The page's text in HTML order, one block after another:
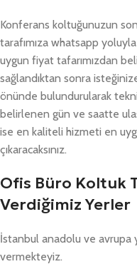
Konferans koltuğunuzun
tarafımıza whatsapp yoluyla
uygun fiyat tafarımızdan
sağlandıktan sonra
önünde bulundurularak
belirlenen gün ve saatte
ise en kaliteli hizmeti en
çıkaracaksınız.
Ofis Büro Koltuk
Verdiğimiz Yerler
İstanbul anadolu ve avrupa
vermekteyiz.